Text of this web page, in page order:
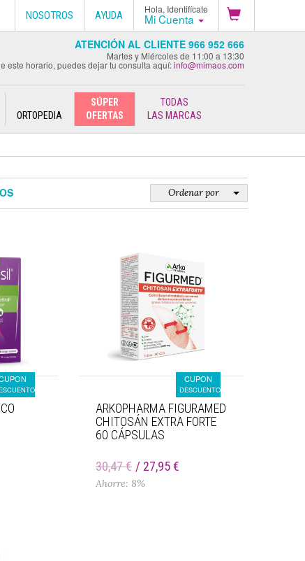
Hola, Identifícate
Mi Cuenta
AYUDA
NOSOTROS
ATENCIÓN AL CLIENTE 966 952 666
Martes y Miércoles de 11:00 a 13:30
este horario, puedes dejar tu consulta aquí:info@mimaos.com
ORTOPEDIA
SÚPER
OFERTAS
TODAS
LAS MARCAS
Ordenar por
CUPON
DESCUENTO
ARKOPHARMA FIGURAMED
CHITOSÁN EXTRA FORTE
60 CÁPSULAS
30,47 € 27,95 €
Ahorre: 8%